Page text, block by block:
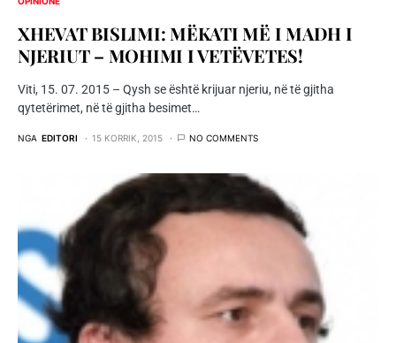
XHEVAT BISLIMI: MËKATI MË I MADH I
NJERIUT – MOHIMI I VETËVETES!
Viti, 15. 07. 2015 – Qysh se është krijuar njeriu, në të gjitha
qytetërimet, në të gjitha besimet…
NGA EDITORI 15 KORRIK, 2015 NO COMMENTS